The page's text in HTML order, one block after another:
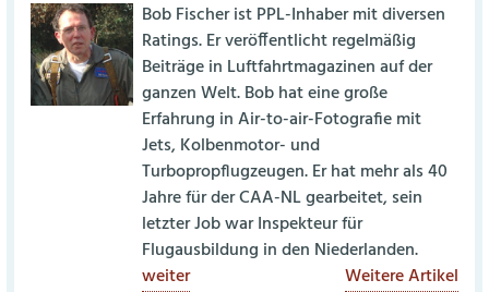
Bob Fischer ist PPL-Inhaber mit diversen
Ratings. Er veröffentlicht regelmäßig
Beiträge in Luftfahrtmagazinen auf der
ganzen Welt. Bob hat eine große
Erfahrung in Air-to-air-Fotografie mit
Jets, Kolbenmotor- und
Turbopropflugzeugen. Er hat mehr als 40
Jahre für der CAA-NL gearbeitet, sein
letzter Job war Inspekteur für
Flugausbildung in den Niederlanden.
weiter
Weitere Artikel